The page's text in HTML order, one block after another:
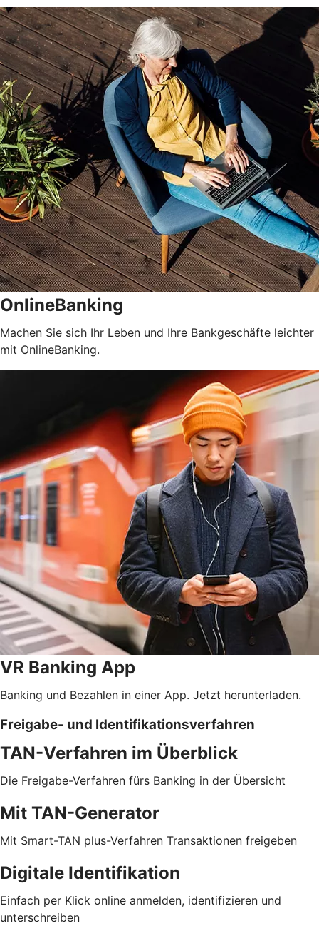
OnlineBanking
Machen Sie sich Ihr Leben und Ihre Bankgeschäfte leichter
mit OnlineBanking.
VR Banking App
Banking und Bezahlen in einer App. Jetzt herunterladen.
Freigabe- und Identifikationsverfahren
TAN-Verfahren im Überblick
Die Freigabe-Verfahren fürs Banking in der Übersicht
Mit TAN-Generator
Mit Smart-TAN plus-Verfahren Transaktionen freigeben
Digitale Identifikation
Einfach per Klick online anmelden, identifizieren und
unterschreiben